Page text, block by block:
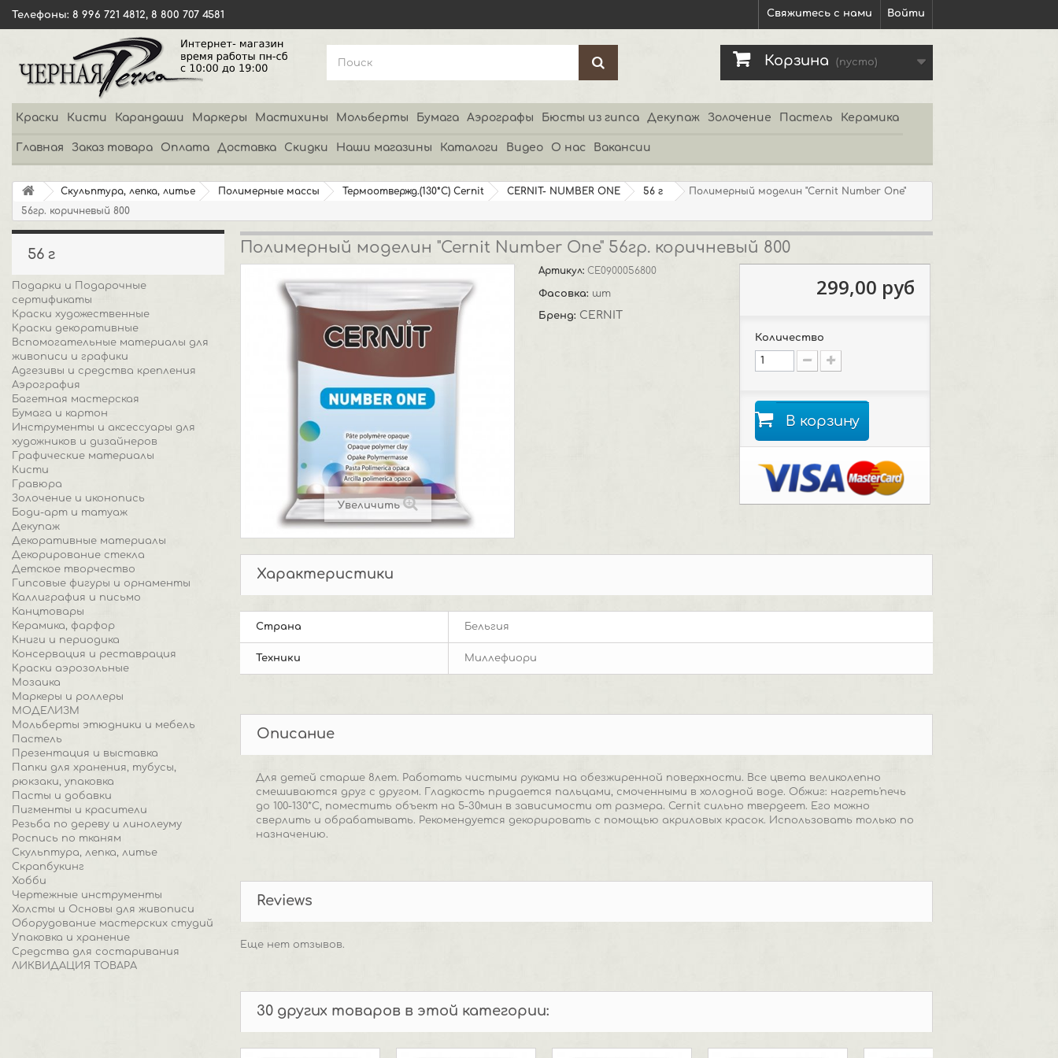
Войти
Свяжитесь с нами
Телефоны: 8 996 721 4812, 8 800 707 4581
Корзина (пусто)
Краски Кисти Карандаши Маркеры Мастихины Мольберты Бумага Аэрографы Бюсты из гипса Декупаж Золочение Пастель Керамика
Главная Заказ товара Оплата Доставка Скидки Наши магазины Каталоги Видео О нас Вакансии
Скульптура, лепка, литье Полимерные массы Термоотвержд.(130*С) Cernit CERNIT- NUMBER ONE 56 г
Полимерный моделин "Cernit Number One"
56гр. коричневый 800
56 г
Подарки и Подарочные
сертификаты
Краски художественные
Краски декоративные
Вспомогательные материалы для
живописи и графики
Адгезивы и средства крепления
Аэрография
Багетная мастерская
Бумага и картон
Инструменты и аксессуары для
художников и дизайнеров
Графические материалы
Кисти
Гравюра
Золочение и иконопись
Боди-арт и татуаж
Декупаж
Декоративные материалы
Декорирование стекла
Детское творчество
Гипсовые фигуры и орнаменты
Каллиграфия и письмо
Канцтовары
Керамика, фарфор
Книги и периодика
Консервация и реставрация
Краски аэрозольные
Мозаика
Маркеры и роллеры
МОДЕЛИЗМ
Мольберты этюдники и мебель
Пастель
Презентация и выставка
Папки для хранения, тубусы,
рюкзаки, упаковка
Пасты и добавки
Пигменты и красители
Резьба по дереву и линолеуму
Роспись по тканям
Скульптура, лепка, литье
Скрапбукинг
Хобби
Чертежные инструменты
Холсты и Основы для живописи
Оборудование мастерских студий
Упаковка и хранение
Средства для состаривания
ЛИКВИДАЦИЯ ТОВАРА
Полимерный моделин "Cernit Number One" 56гр. коричневый 800
Увеличить
Артикул:CE0900056800
Фасовка: шт
Бренд: CERNIT
299,00 руб
Количество
В корзину
Характеристики
Страна Бельгия
Техники Миллефиори
Описание
Для детей старше 8лет. Работать чистыми руками на обезжиренной поверхности. Все цвета великолепно
смешиваются друг с другом. Гладкость придается пальцами, смоченными в холодной воде. Обжиг: нагреть'печь
до 100-130*С, поместить объект на 5-30мин в зависимости от размера. Cernit сильно твердеет. Его можно
сверлить и обрабатывать. Рекомендуется декорировать с помощью акриловых красок. Использовать только по
назначению.
Reviews
Еще нет отзывов.
30 других товаров в этой категории: